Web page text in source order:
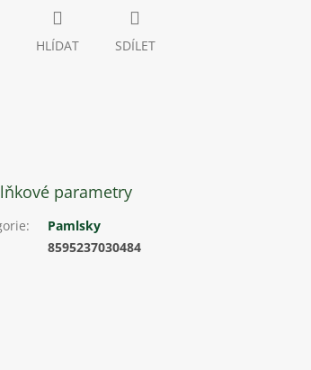
HLÍDAT SDÍLET
parametry
:
Pamlsky
8595237030484